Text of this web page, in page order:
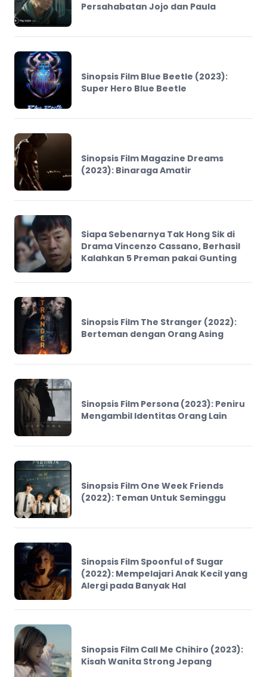
Persahabatan Jojo dan Paula
Sinopsis Film Blue Beetle (2023):
Super Hero Blue Beetle
Sinopsis Film Magazine Dreams
(2023): Binaraga Amatir
Siapa Sebenarnya Tak Hong Sik di
Drama Vincenzo Cassano, Berhasil
Kalahkan 5 Preman pakai Gunting
Sinopsis Film The Stranger (2022):
Berteman dengan Orang Asing
Sinopsis Film Persona (2023): Peniru
Mengambil Identitas Orang Lain
Sinopsis Film One Week Friends
(2022): Teman Untuk Seminggu
Sinopsis Film Spoonful of Sugar
(2022): Mempelajari Anak Kecil yang
Alergi pada Banyak Hal
Sinopsis Film Call Me Chihiro (2023):
Kisah Wanita Strong Jepang